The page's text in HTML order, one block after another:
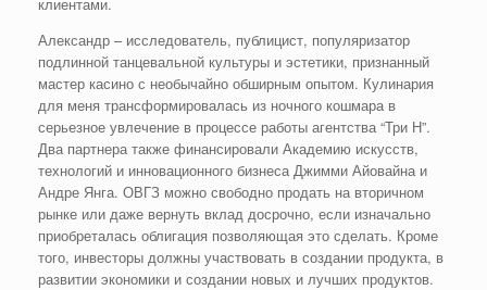
Александр – исследователь, публицист, популяризатор
подлинной танцевальной культуры и эстетики, признанный
мастер касино с необычайно обширным опытом. Кулинария
для меня трансформировалась из ночного кошмара в
серьезное увлечение в процессе работы агентства “Три Н”.
Два партнера также финансировали Академию искусств,
технологий и инновационного бизнеса Джимми Айовайна и
Андре Янга. ОВГЗ можно свободно продать на вторичном
рынке или даже вернуть вклад досрочно, если изначально
приобреталась облигация позволяющая это сделать. Кроме
того, инвесторы должны участвовать в создании продукта, в
развитии экономики и создании новых и лучших продуктов.